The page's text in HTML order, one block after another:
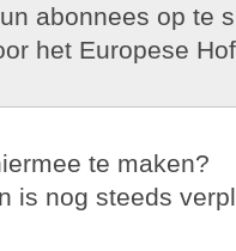
abonnees op te
het Europese
te maken?
is nog steeds